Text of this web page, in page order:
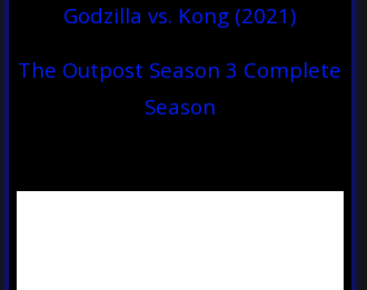
Godzilla vs. Kong (2021)
The Outpost Season 3 Complete
Season